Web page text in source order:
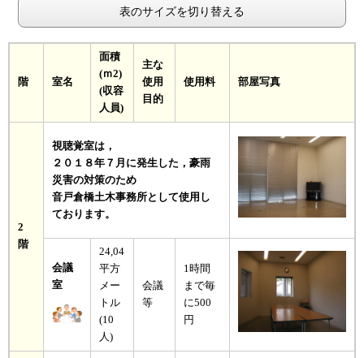
表のサイズを切り替える
階 室名
面積
(ｍ2)
(収容
人員)
主な
使用
目的
使用料 部屋写真
2
階
視聴覚室は，
２０１８年７月に発生した，豪雨
災害の対策のため
音戸倉橋土木事務所として使用し
ております。
会議
室
24,04
平方
メー
トル
(10
人)
会議
等
1時間
まで毎
に500
円